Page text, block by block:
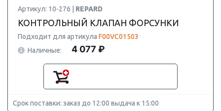
Артикул: 10-276 | REPARD
КОНТРОЛЬНЫЙ КЛАПАН ФОРСУНКИ
Подходит для артикула F00VC01503
Наличные:
4 077 ₽
Срок поставки: заказ до 12:00 выдача к 15:00